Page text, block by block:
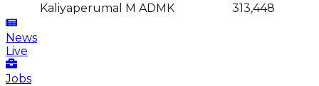
Kaliyaperumal M ADMK 313,448
News
Live
Jobs